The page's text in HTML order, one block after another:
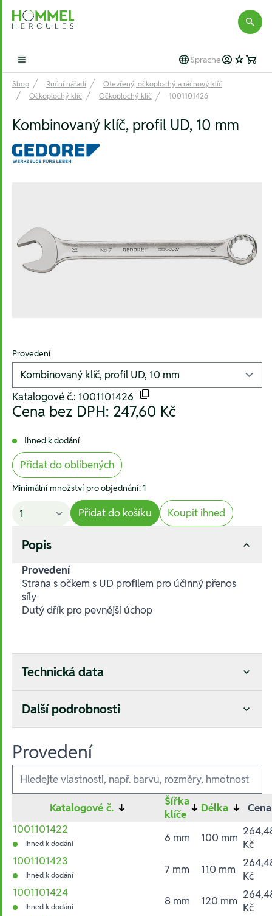
Hommel Hercules
Open main menu Sprache
Shop Ruční nářadí
Otevřený, očkoplochý a ráčnový klíč
Očkoplochý klíč
Očkoplochý klíč 1001101426
Kombinovaný klíč, profil UD, 10 mm
Provedení
Katalogové č.: 1001101426
Cena bez DPH: 247,60 Kč
Ihned k dodání
Přidat do oblíbených
Minimální množství pro objednání: 1
Přidat do košíku Koupit ihned
Popis
Provedení
Strana s očkem s UD profilem pro účinný přenos
síly
Dutý dřík pro pevnější úchop
Technická data
Další podrobnosti
Provedení
Ausführungen
Katalogové č. ↓
Šířka
klíče ↓ Délka ↓
Cena
1001101422
Ihned k dodání 6 mm 100 mm Kč
1001101423
Ihned k dodání 7 mm 110 mm
Kč
1001101424
Ihned k dodání 8 mm 120 mm Kč